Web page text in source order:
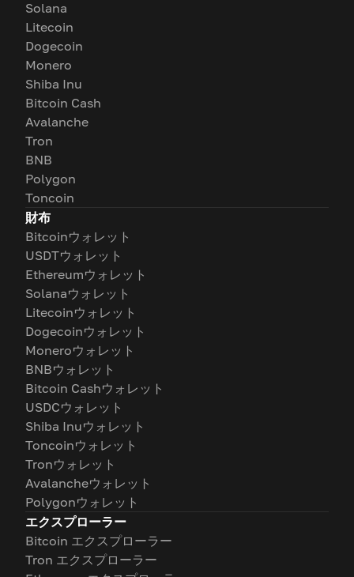
Solana
Litecoin
Dogecoin
Monero
Shiba Inu
Bitcoin Cash
Avalanche
Tron
BNB
Polygon
Toncoin
財布
Bitcoinウォレット
USDTウォレット
Ethereumウォレット
Solanaウォレット
Litecoinウォレット
Dogecoinウォレット
Moneroウォレット
BNBウォレット
Bitcoin Cashウォレット
USDCウォレット
Shiba Inuウォレット
Toncoinウォレット
Tronウォレット
Avalancheウォレット
Polygonウォレット
エクスプローラー
Bitcoin エクスプローラー
Tron エクスプローラー